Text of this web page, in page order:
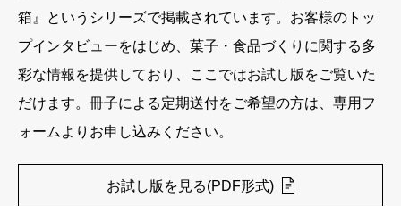
箱』というシリーズで掲載されています。お客様のトッ
プインタビューをはじめ、菓子・食品づくりに関する多
彩な情報を提供しており、ここではお試し版をご覧いた
だけます。冊子による定期送付をご希望の方は、専用フ
ォームよりお申し込みください。
お試し版を見る(PDF形式)